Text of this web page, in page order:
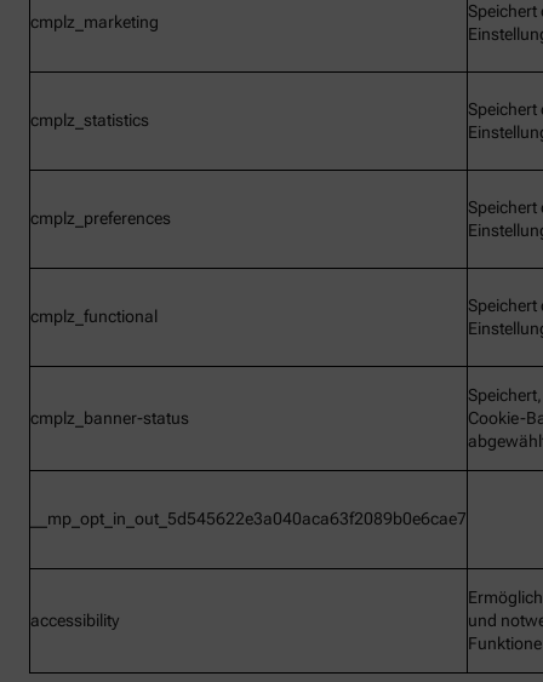
cmplz_marketing
Speichert
cmplz_statistics
Speichert
cmplz_preferences
Speichert
cmplz_functional
Speichert
cmplz_banner-status
Cookie-
__mp_opt_in_out_5d545622e3a040aca63f2089b0e6cae7
accessibility
und